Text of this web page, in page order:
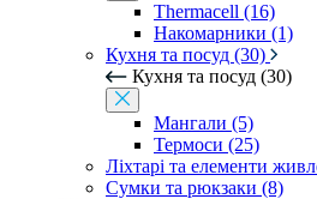
Thermacell (16)
Накомарники (1)
Кухня та посуд (30)
Кухня та посуд (30)
Мангали (5)
Термоси (25)
Ліхтарі та елементи
Сумки та рюкзаки (8)